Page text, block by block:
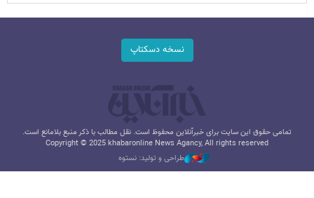
نسخه دسکتاپ
تمامی حقوق این سایت برای خبرآنلاین محفوظ است. نقل مطالب با ذکر منبع بلامانع است.
Copyright © 2025 khabaronline News Agancy, All rights reserved
طراحی و تولید: نستوه